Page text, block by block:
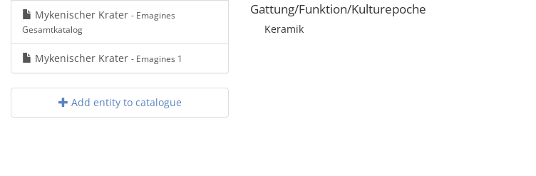
Mykenischer Krater - Emagines
Gesamtkatalog
Mykenischer Krater - Emagines 1
Add entity to catalogue
Gattung/Funktion/Kulturepoche
Keramik